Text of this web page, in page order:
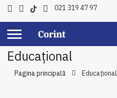
021 319 47 97
Educațional
Pagina principală Educațional